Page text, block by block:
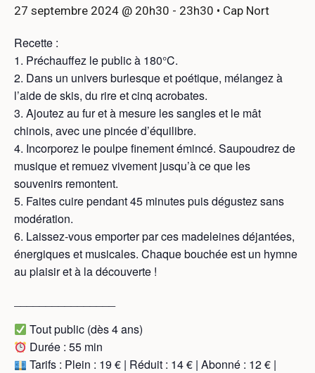
27 septembre 2024 @ 20h30 - 23h30 • Cap Nort
Recette :
1. Préchauffez le public à 180°C.
2. Dans un univers burlesque et poétique, mélangez à
l’aide de skis, du rire et cinq acrobates.
3. Ajoutez au fur et à mesure les sangles et le mât
chinois, avec une pincée d’équilibre.
4. Incorporez le poulpe finement émincé. Saupoudrez de
musique et remuez vivement jusqu’à ce que les
souvenirs remontent.
5. Faites cuire pendant 45 minutes puis dégustez sans
modération.
6. Laissez-vous emporter par ces madeleines déjantées,
énergiques et musicales. Chaque bouchée est un hymne
au plaisir et à la découverte !
Tout public (dès 4 ans)
Durée : 55 min
Tarifs : Plein : 19 € | Réduit : 14 € | Abonné : 12 € |